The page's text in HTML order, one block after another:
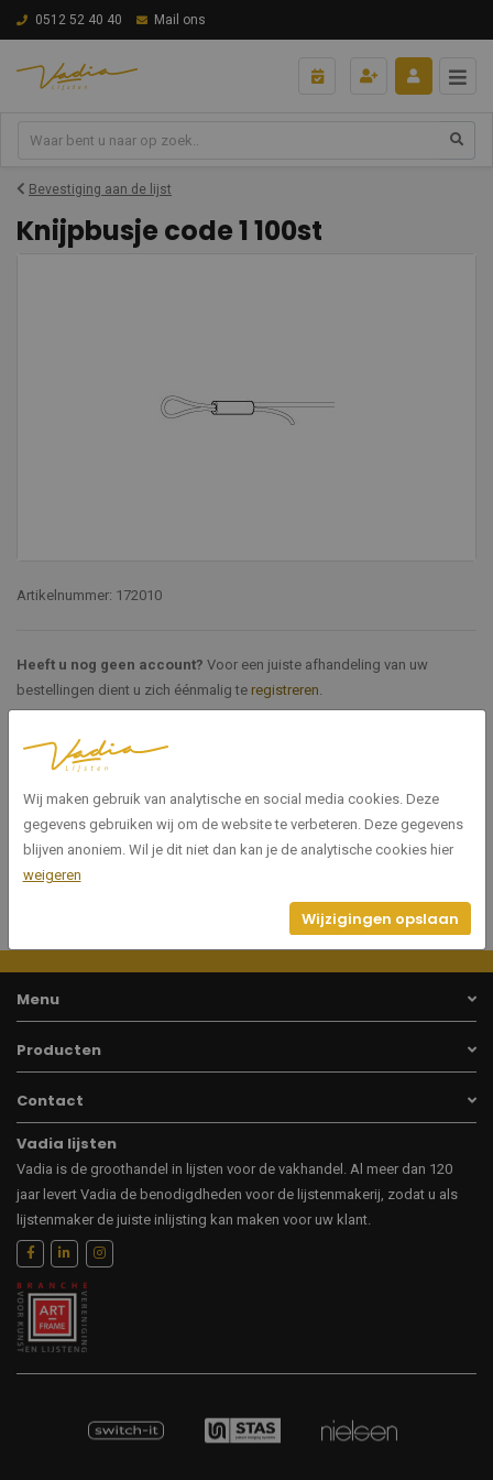
0512 52 40 40 Mail ons
Bevestiging aan de lijst
Knijpbusje code 1 100st
Artikelnummer: 172010
Heeft u nog geen account? Voor een juiste afhandeling van uw
bestellingen dient u zich éénmalig te registreren.
Specificaties
Artikelnummer 172010
Menu
Producten
Contact
Vadia lijsten
Vadia is de groothandel in lijsten voor de vakhandel. Al meer dan 120
jaar levert Vadia de benodigdheden voor de lijstenmakerij, zodat u als
lijstenmaker de juiste inlijsting kan maken voor uw klant.
Wij maken gebruik van analytische en social media cookies. Deze
gegevens gebruiken wij om de website te verbeteren. Deze gegevens
blijven anoniem. Wil je dit niet dan kan je de analytische cookies hier
weigeren
Wijzigingen opslaan